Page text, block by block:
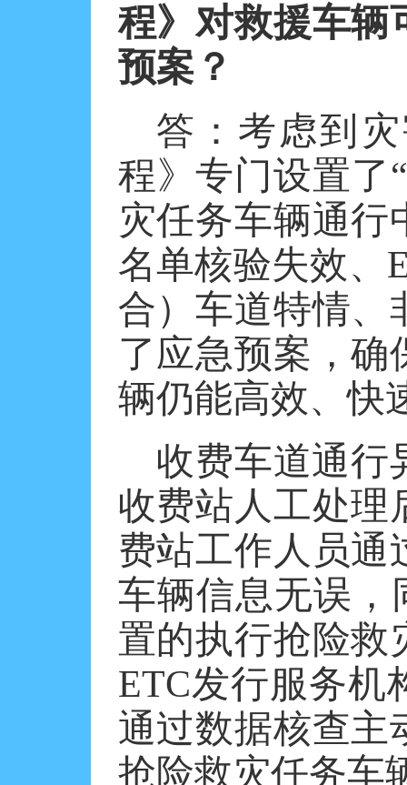
程》对救援车辆
预案？
答：考虑到
程》专门设置了
灾任务车辆通行
名单核验失效、
合）车道特情、
了应急预案，确
辆仍能高效、快
收费车道通行
收费站人工处理
费站工作人员通
车辆信息无误，
置的执行抢险救
ETC发行服务机
通过数据核查主
抢险救灾任务车